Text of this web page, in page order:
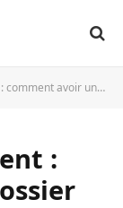
avoir un dossier attractif ?
: